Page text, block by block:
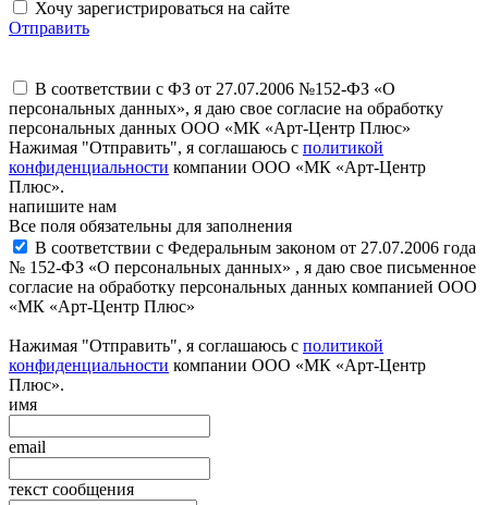
Хочу зарегистрироваться на сайте
Отправить
В соответствии с ФЗ от 27.07.2006 №152-ФЗ «О
персональных данных», я даю свое согласие на обработку
персональных данных ООО «МК «Арт-Центр Плюс»
Нажимая "Отправить", я соглашаюсь с политикой
конфиденциальности компании ООО «МК «Арт-Центр
Плюс».
напишите нам
Все поля обязательны для заполнения
В соответствии с Федеральным законом от 27.07.2006 года
№ 152-ФЗ «О персональных данных» , я даю свое письменное
согласие на обработку персональных данных компанией ООО
«МК «Арт-Центр Плюс»
Нажимая "Отправить", я соглашаюсь с политикой
конфиденциальности компании ООО «МК «Арт-Центр
Плюс».
имя
email
текст сообщения